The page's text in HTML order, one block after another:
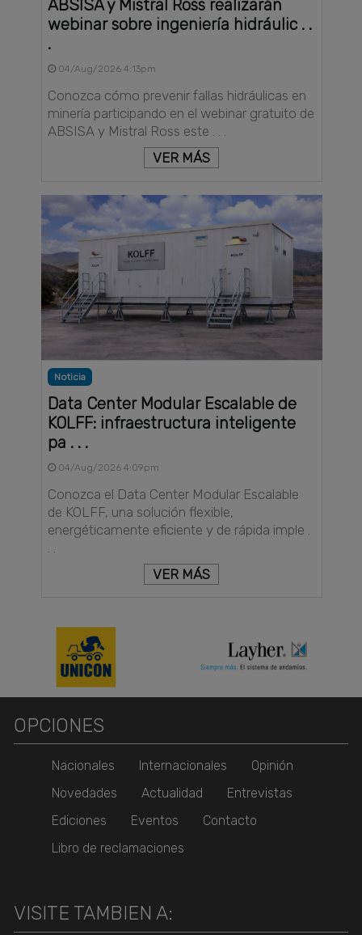
ABSISA y Mistral Ross realizarán
webinar sobre ingeniería hidráulic . .
.
04/Aug/2026 4:13pm
Conozca cómo prevenir fallas hidráulicas en
minería participando en el webinar gratuito de
ABSISA y Mistral Ross este . . .
VER MÁS
Noticia
Data Center Modular Escalable de
KOLFF: infraestructura inteligente
pa . . .
04/Aug/2026 4:09pm
Conozca el Data Center Modular Escalable
de KOLFF, una solución flexible,
energéticamente eficiente y de rápida imple .
VER MÁS
OPCIONES
Nacionales Internacionales
Opinión
Novedades
Actualidad
Entrevistas
Ediciones
Eventos
Contacto
Libro de reclamaciones
VISITE TAMBIEN A: